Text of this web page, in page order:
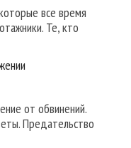
все время
Те, кто
от обвинений.
Предательство